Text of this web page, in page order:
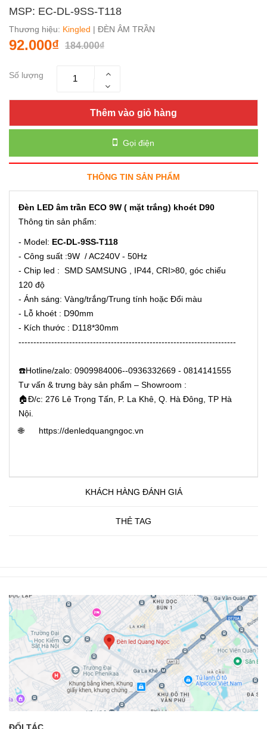
MSP: EC-DL-9SS-T118
Thương hiệu: Kingled | ĐÈN ÂM TRẦN
92.000₫ 184.000₫
Số lượng
Thêm vào giỏ hàng
Gọi điện
THÔNG TIN SẢN PHẨM
Đèn LED âm trần ECO 9W ( mặt trắng) khoét D90
Thông tin sản phẩm:
- Model: EC-DL-9SS-T118
- Công suất :9W / AC240V - 50Hz
- Chip led : SMD SAMSUNG , IP44, CRI>80, góc chiếu
120 độ
- Ánh sáng: Vàng/trắng/Trung tính hoặc Đổi màu
- Lỗ khoét : D90mm
- Kích thước : D118*30mm
-------------------------------------------------------------------------
☎️Hotline/zalo: 0909984006--0936332669 - 0814141555
Tư vấn & trưng bày sản phẩm – Showroom :
🏠Đ/c: 276 Lê Trọng Tấn, P. La Khê, Q. Hà Đông, TP Hà
Nội.
🌐
https://denledquangngoc.vn
KHÁCH HÀNG ĐÁNH GIÁ
THẺ TAG